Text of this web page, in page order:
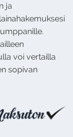
ja
voi vertailla
sopivan